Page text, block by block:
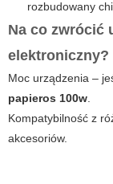
rozbudowany
Na co zwrócić
elektroniczny?
Moc urządzenia –
papieros 100w.
Kompatybilność z
akcesoriów.